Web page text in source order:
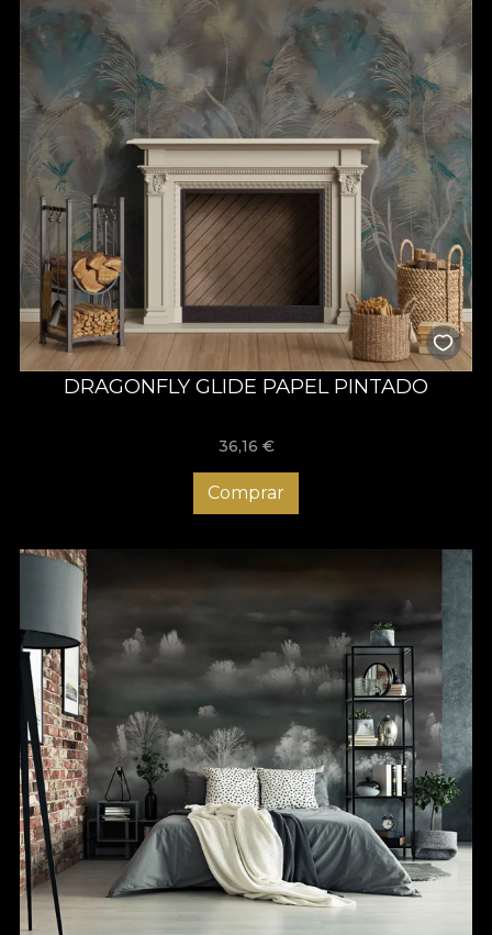
DRAGONFLY GLIDE PAPEL PINTADO
36,16 €
Comprar